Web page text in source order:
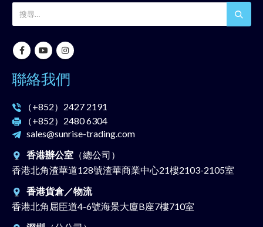
聯絡我們
（+852） 2427 2191
（+852） 2480 6304
sales@sunrise-trading.com
香港辦公室 （總公司）
香港北角渣華道128號渣華商業中心21樓2103-2105室
香港貨倉／物流
香港北角屈臣道4-6號海景大廈B座7樓710室